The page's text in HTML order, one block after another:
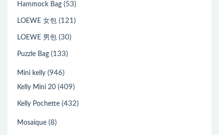
Hammock Bag (53)
LOEWE 女包 (121)
LOEWE 男包 (30)
Puzzle Bag (133)
Mini kelly (946)
Kelly Mini 20 (409)
Kelly Pochette (432)
Mosaique (8)